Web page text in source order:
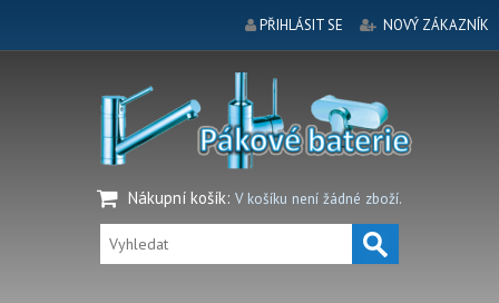
PŘIHLÁSIT SE NOVÝ ZÁKAZNÍK
Nákupní košík: V košíku není žádné zboží.